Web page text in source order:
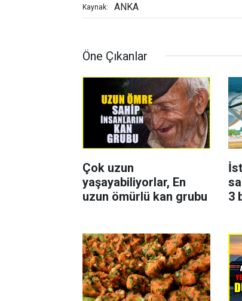
Kaynak: ANKA
Öne Çıkanlar
Çok uzun
yaşayabiliyorlar, En
uzun ömürlü kan grubu
3